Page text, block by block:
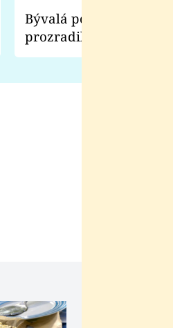
Bývalá pornoherečka
prozradila, co ji
natáčení Euforie.